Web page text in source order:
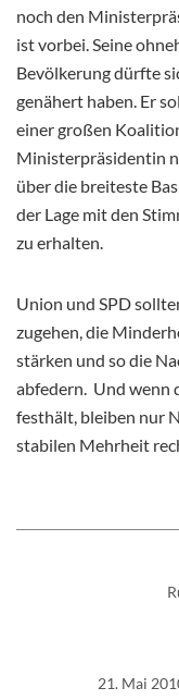
noch den
ist vorbei. Seine
Bevölkerung dürfte
genähert haben. Er
einer großen
Ministerpräsidentin
über die breiteste
der Lage mit den
zu erhalten.
Union und SPD
zugehen, die
stärken und so die
abfedern. Und wenn
festhält, bleiben nur
stabilen Mehrheit
21. Mai